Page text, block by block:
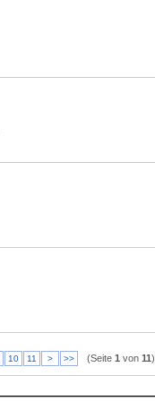
10 11 > >> (Seite 1 von 11)